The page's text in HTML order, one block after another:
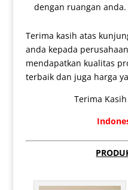
dengan ruangan anda.
Terima kasih atas
anda kepada
mendapatkan kualitas
terbaik dan juga harga
Terima